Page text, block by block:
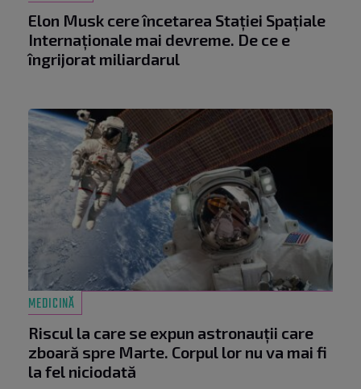
Elon Musk cere încetarea Stației Spațiale
Internaționale mai devreme. De ce e
îngrijorat miliardarul
MEDICINĂ
Riscul la care se expun astronauții care
zboară spre Marte. Corpul lor nu va mai fi
la fel niciodată